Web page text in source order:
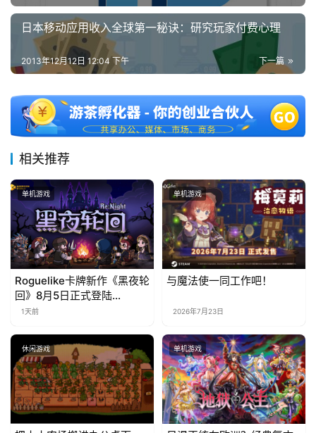
日本移动应用收入全球第一秘诀：研究玩家付费心理
下一篇
2013年12月12日 12:04 下午
相关推荐
单机游戏
Roguelike卡牌新作《黑夜轮
回》8月5日正式登陆
Steam，首发9折优惠开启
1天前
单机游戏
与魔法使一同工作吧！
2026年7月23日
休闲游戏 单机游戏